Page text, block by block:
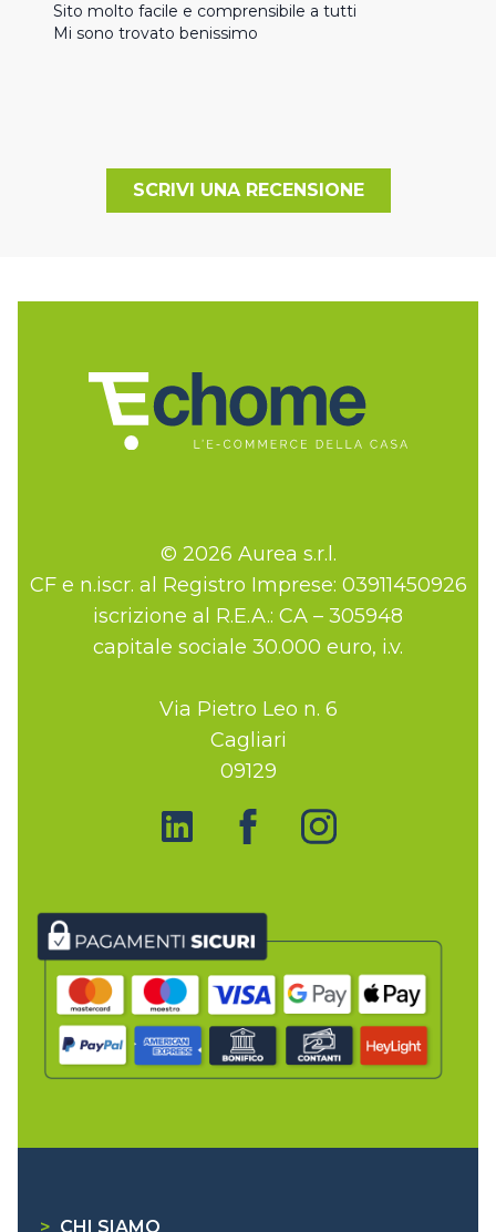
Sito molto facile e comprensibile a tutti
Mi sono trovato benissimo
SCRIVI UNA RECENSIONE
© 2026 Aurea s.r.l.
CF e n.iscr. al Registro Imprese: 03911450926
iscrizione al R.E.A.: CA – 305948
capitale sociale 30.000 euro, i.v.
Via Pietro Leo n. 6
Cagliari
09129
> CHI SIAMO